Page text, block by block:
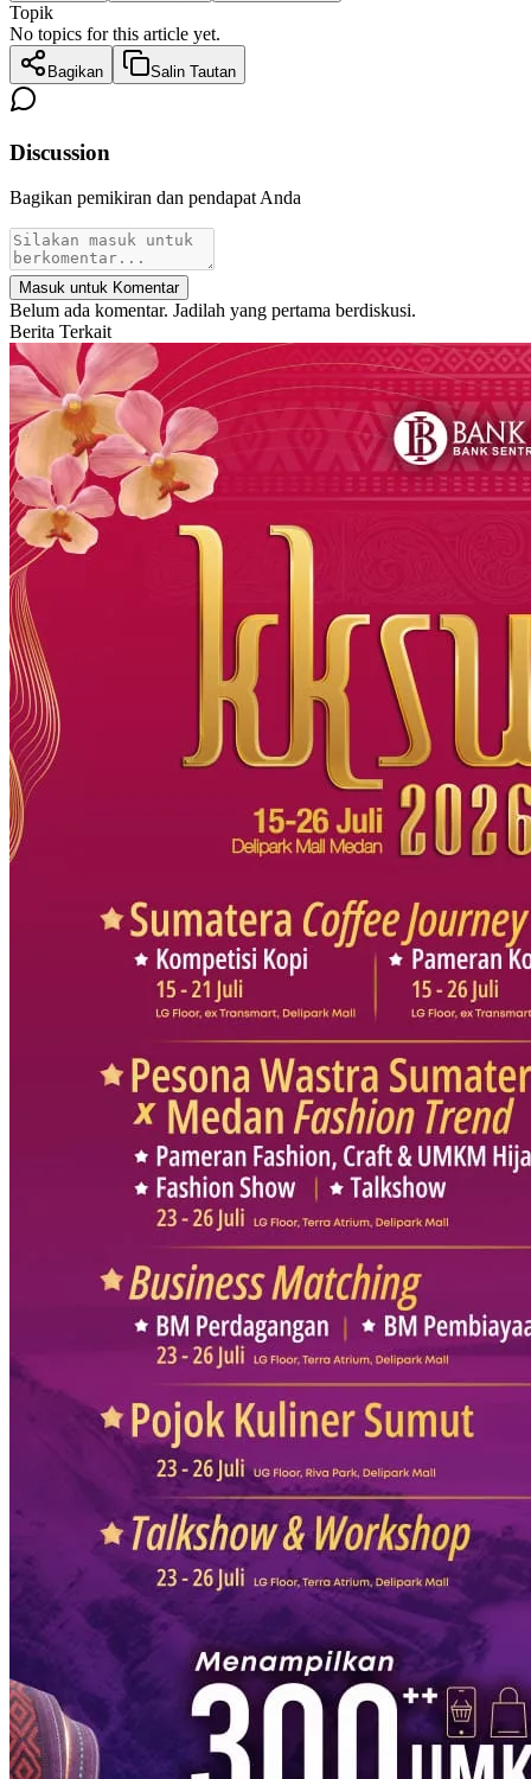
Topik
No topics for this article yet.
Bagikan Salin Tautan
Discussion
Bagikan pemikiran dan pendapat Anda
Masuk untuk Komentar
Belum ada komentar. Jadilah yang pertama berdiskusi.
Berita Terkait